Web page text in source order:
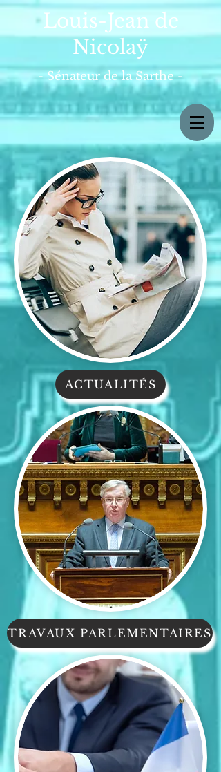
Louis-Jean de
Nicolaÿ
- Sénateur de la Sarthe -
ACTUALITÉS
TRAVAUX PARLEMENTAIRES